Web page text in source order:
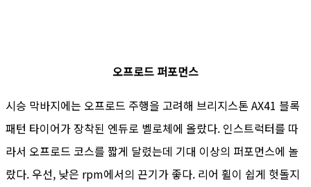
오프로드 퍼포먼스
시승 막바지에는 오프로드 주행을 고려해 브리지스톤 AX41 블록
패턴 타이어가 장착된 엔듀로 벨로체에 올랐다. 인스트럭터를 따
라서 오프로드 코스를 짧게 달렸는데 기대 이상의 퍼포먼스에 놀
랐다. 우선, 낮은 rpm에서의 끈기가 좋다. 리어 휠이 쉽게 헛돌지